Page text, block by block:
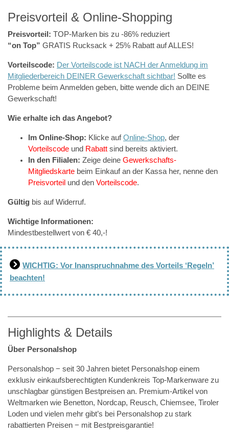
Preisvorteil & Online-Shopping
Preisvorteil: TOP-Marken bis zu -86% reduziert
“on Top” GRATIS Rucksack + 25% Rabatt auf ALLES!
Vorteilscode: Der Vorteilscode ist NACH der Anmeldung im
Mitgliederbereich DEINER Gewerkschaft sichtbar! Sollte es
Probleme beim Anmelden geben, bitte wende dich an DEINE
Gewerkschaft!
Wie erhalte ich das Angebot?
Im Online-Shop: Klicke aufOnline-Shop, der
Vorteilscode und Rabatt sind bereits aktiviert.
In den Filialen: Zeige deine Gewerkschafts-
Mitgliedskarte beim Einkauf an der Kassa her, nenne den
Preisvorteil und den Vorteilscode.
Gültig bis auf Widerruf.
Wichtige Informationen:
Mindestbestellwert von € 40,-!
WICHTIG: Vor Inanspruchnahme des Vorteils ‘Regeln’
beachten!
Highlights & Details
Über Personalshop
Personalshop − seit 30 Jahren bietet Personalshop einem
exklusiv einkaufsberechtigten Kundenkreis Top-Markenware zu
unschlagbar günstigen Bestpreisen an. Premium-Artikel von
Weltmarken wie Benetton, Nordcap, Reusch, Chiemsee, Tiroler
Loden und vielen mehr gibt’s bei Personalshop zu stark
rabattierten Preisen − mit Bestpreisgarantie!